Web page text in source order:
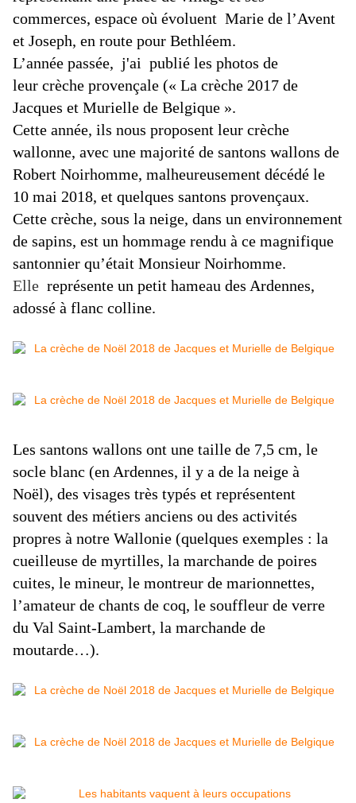
commerces, espace où évoluent Marie de l’Avent
et Joseph, en route pour Bethléem.
L’année passée, j'ai publié les photos de
leur crèche provençale (« La crèche 2017 de
Jacques et Murielle de Belgique ».
Cette année, ils nous proposent leur crèche
wallonne, avec une majorité de santons wallons de
Robert Noirhomme, malheureusement décédé le
10 mai 2018, et quelques santons provençaux.
Cette crèche, sous la neige, dans un environnement
de sapins, est un hommage rendu à ce magnifique
santonnier qu’était Monsieur Noirhomme.
Elle représente un petit hameau des Ardennes,
adossé à flanc colline.
Les santons wallons ont une taille de 7,5 cm, le
socle blanc (en Ardennes, il y a de la neige à
Noël), des visages très typés et représentent
souvent des métiers anciens ou des activités
propres à notre Wallonie (quelques exemples : la
cueilleuse de myrtilles, la marchande de poires
cuites, le mineur, le montreur de marionnettes,
l’amateur de chants de coq, le souffleur de verre
du Val Saint-Lambert, la marchande de
moutarde…).